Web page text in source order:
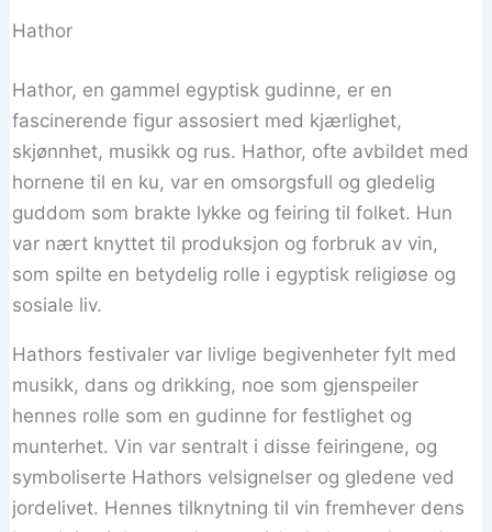
Hathor
Hathor, en gammel egyptisk gudinne, er en
fascinerende figur assosiert med kjærlighet,
skjønnhet, musikk og rus. Hathor, ofte avbildet med
hornene til en ku, var en omsorgsfull og gledelig
guddom som brakte lykke og feiring til folket. Hun
var nært knyttet til produksjon og forbruk av vin,
som spilte en betydelig rolle i egyptisk religiøse og
sosiale liv.
Hathors festivaler var livlige begivenheter fylt med
musikk, dans og drikking, noe som gjenspeiler
hennes rolle som en gudinne for festlighet og
munterhet. Vin var sentralt i disse feiringene, og
symboliserte Hathors velsignelser og gledene ved
jordelivet. Hennes tilknytning til vin fremhever dens